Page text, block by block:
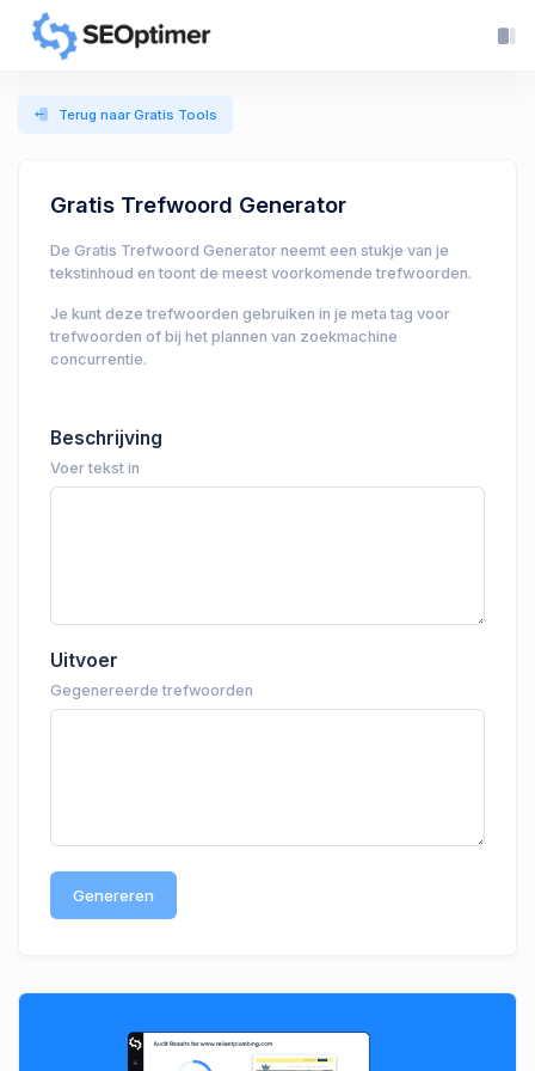
Terug naar Gratis Tools
Gratis Trefwoord Generator
De Gratis Trefwoord Generator neemt een stukje van je
tekstinhoud en toont de meest voorkomende trefwoorden.
Je kunt deze trefwoorden gebruiken in je meta tag voor
trefwoorden of bij het plannen van zoekmachine
concurrentie.
Beschrijving
Voer tekst in
Uitvoer
Gegenereerde trefwoorden
Genereren